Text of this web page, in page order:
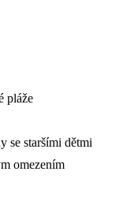
pláže
se staršími dětmi
omezením